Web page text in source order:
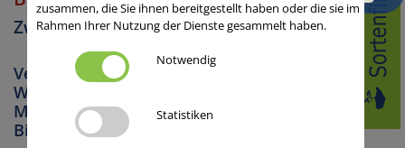
Zwischenfrüchte
Verminderung von TRV, Gründüngung,
Wasserschutz / Stickstoffkonservierung,
Mulchsaat, Humusaufbau, Erosionsschutz,
Biofumigation
zusammen, die Sie ihnen bereitgestellt haben oder die sie im
Rahmen Ihrer Nutzung der Dienste gesammelt haben.
Notwendig
Statistiken